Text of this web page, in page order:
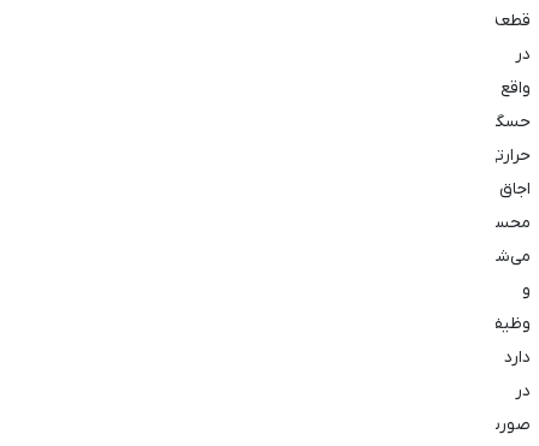
قطعه
در
واقع
حسگر
حرارتی
اجاق
محسوب
می‌شود
و
وظیفه
دارد
در
صورت